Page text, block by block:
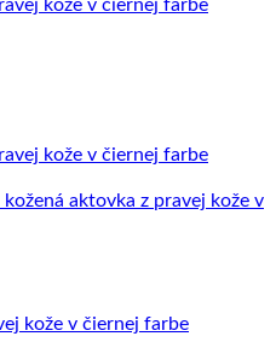
kože v čiernej farbe
kože v čiernej farbe